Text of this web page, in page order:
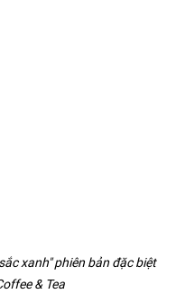
xanh" phiên bản đặc biệt
& Tea